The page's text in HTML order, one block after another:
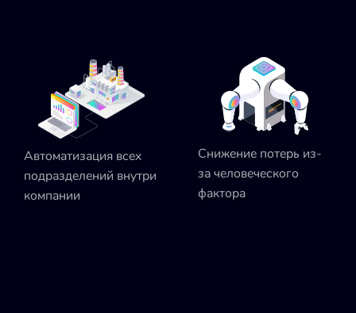
Автоматизация всех
подразделений внутри
компании
Снижение потерь из-
за человеческого
фактора